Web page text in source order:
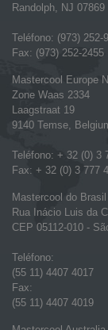
Randolph, NJ 07869
Teléfono: (973) 252-
Fax: (973) 252-2455
Mastercool Europe
Zone Waas 2334
Laagstraat 19
9140 Temse,
Teléfono: + 32 (0) 3
Fax: + 32 (0) 3 777
Mastercool do
Rua Inácio Luis da
CEP 05112-010 -
Teléfono:
(55 11) 4407 4017
Fax:
(55 11) 4407 4019